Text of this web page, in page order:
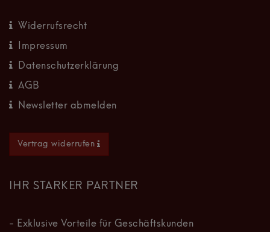
Widerrufsrecht
Impressum
Datenschutzerklärung
AGB
Newsletter abmelden
Vertrag widerrufen
IHR STARKER PARTNER
- Exklusive Vorteile für Geschäftskunden